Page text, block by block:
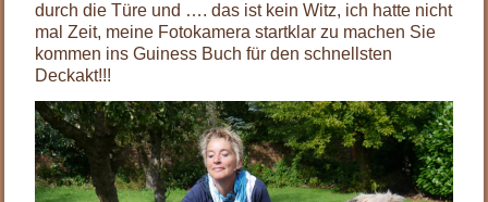
durch die Türe und …. das ist kein Witz, ich hatte nicht
mal Zeit, meine Fotokamera startklar zu machen Sie
kommen ins Guiness Buch für den schnellsten
Deckakt!!!